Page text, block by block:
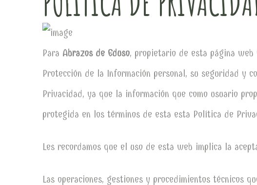
Para Abrazos de Eduso, propietario de esta página web
Protección de la Información personal, su seguridad y
Privacidad, ya que la información que como usuario
protegida en los términos de esta esta Política de
Les recordamos que el uso de esta web implica la
Las operaciones, gestiones y procedimientos técnicos